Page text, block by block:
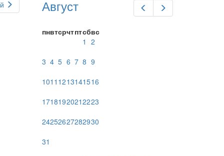
Предыдущий
Август
пнвтсрчтптсбвс
1 2
3 4 5 6 7 8 9
1011 1213141516
17181920212223
24252627282930
31